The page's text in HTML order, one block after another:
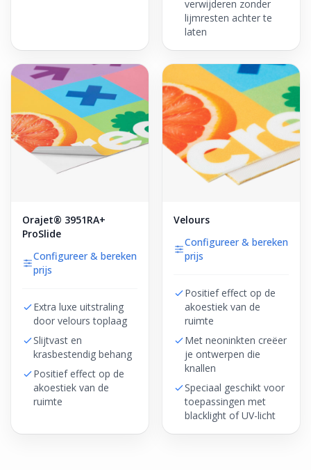
verwijderen zonder
lijmresten achter te
laten
Orajet® 3951RA+
ProSlide
Configureer & bereken
prijs
Extra luxe uitstraling
door velours toplaag
Slijtvast en
krasbestendig behang
Positief effect op de
akoestiek van de
ruimte
Velours
Configureer & bereken
prijs
Positief effect op de
akoestiek van de
ruimte
Met neoninkten creëer
je ontwerpen die
knallen
Speciaal geschikt voor
toepassingen met
blacklight of UV-licht